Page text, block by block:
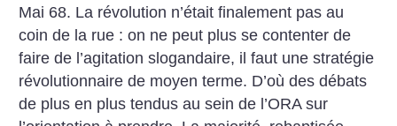
Mai 68. La révolution n’était finalement pas au
coin de la rue : on ne peut plus se contenter de
faire de l’agitation slogandaire, il faut une stratégie
révolutionnaire de moyen terme. D’où des débats
de plus en plus tendus au sein de l’ORA sur